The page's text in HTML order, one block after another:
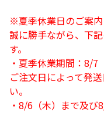
※夏季休業日のご案
誠に勝手ながら、下
す。
・夏季休業期間：8/7
ご注文日によって発
い。
・8/6（木）まで及